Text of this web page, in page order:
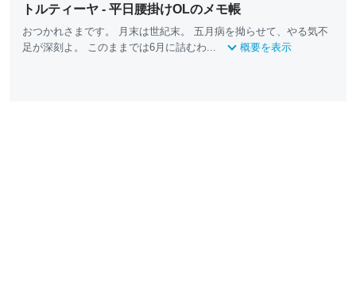
トルティーヤ - 平日腰掛けOLのメモ帳
おつかれさまです。 月末は世紀末。 五月病を拗らせて、やる気不
足が深刻よ。 このままでは6月に詰むわ...
概要を表示